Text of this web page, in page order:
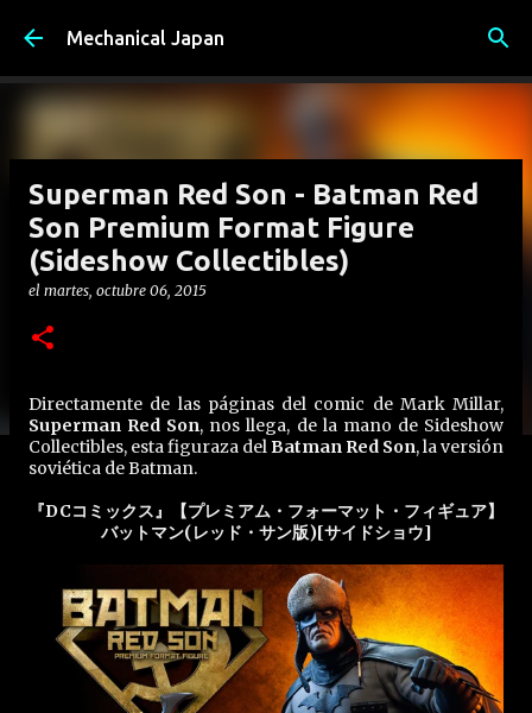
Ir al contenido principal
Mechanical Japan
Superman Red Son - Batman Red
Son Premium Format Figure
(Sideshow Collectibles)
el martes, octubre 06, 2015
Directamente de las páginas del comic de Mark Millar,
Superman Red Son, nos llega, de la mano de Sideshow
Collectibles, esta figuraza delBatman Red Son, la versión
soviética de Batman.
『DCコミックス』【プレミアム・フォーマット・フィギュア】
バットマン(レッド・サン版)[サイドショウ]